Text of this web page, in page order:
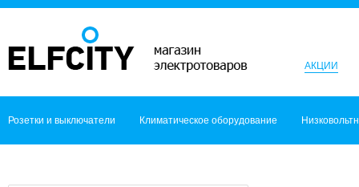
АКЦИИ
Розетки и выключатели Климатическое оборудование